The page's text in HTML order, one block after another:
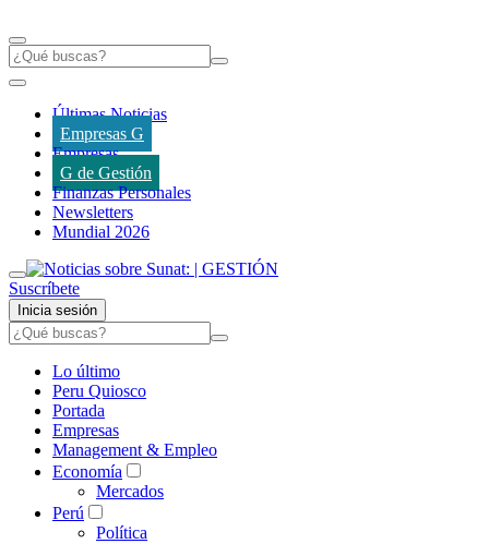
Últimas Noticias
Empresas G
Empresas
G de Gestión
Finanzas Personales
Newsletters
Mundial 2026
Suscríbete
Inicia sesión
Lo último
Peru Quiosco
Portada
Empresas
Management & Empleo
Economía
Mercados
Perú
Política